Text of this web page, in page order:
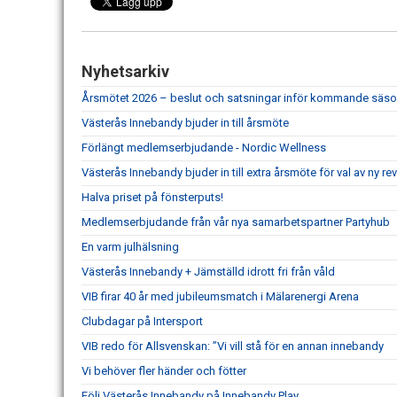
Nyhetsarkiv
Årsmötet 2026 – beslut och satsningar inför kommande
Västerås Innebandy bjuder in till årsmöte
Förlängt medlemserbjudande - Nordic Wellness
Västerås Innebandy bjuder in till extra årsmöte för val av ny
Halva priset på fönsterputs!
Medlemserbjudande från vår nya samarbetspartner Partyhub
En varm julhälsning
Västerås Innebandy + Jämställd idrott fri från våld
VIB firar 40 år med jubileumsmatch i Mälarenergi Arena
Clubdagar på Intersport
VIB redo för Allsvenskan: ”Vi vill stå för en annan innebandy
Vi behöver fler händer och fötter